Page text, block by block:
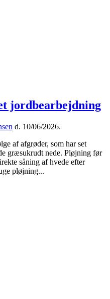
jordbearbejdning
d. 10/06/2026.
af afgrøder, som har set
græsukrudt nede. Pløjning før
såning af hvede efter
pløjning...